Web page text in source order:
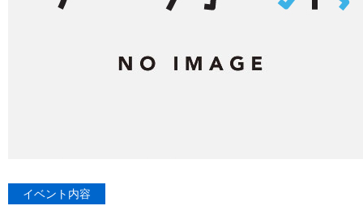
イベント内容